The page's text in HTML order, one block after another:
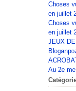
Choses
en juillet
Choses
en juillet
JEUX
Au 2e